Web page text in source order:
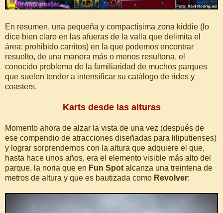
En resumen, una pequeña y compactísima zona kiddie (lo
dice bien claro en las afueras de la valla que delimita el
área: prohibido carritos) en la que podemos encontrar
resuelto, de una manera más o menos resultona, el
conocido problema de la familiaridad de muchos parques
que suelen tender a intensificar su catálogo de rides y
coasters.
Karts desde las alturas
Momento ahora de alzar la vista de una vez (después de
ese compendio de atracciones diseñadas para liliputienses)
y lograr sorprendernos con la altura que adquiere el que,
hasta hace unos años, era el elemento visible más alto del
parque, la noria que en Fun Spot alcanza una treintena de
metros de altura y que es bautizada como Revolver: